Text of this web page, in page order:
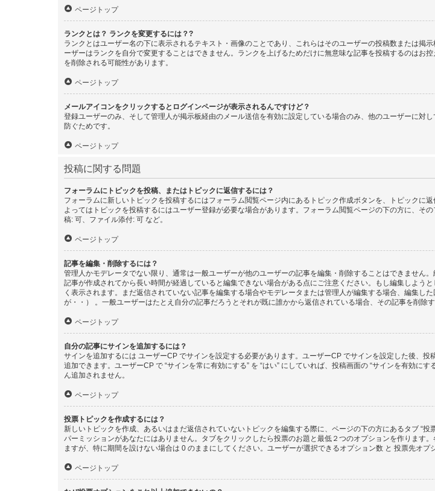
ページトップ
ランクとは？ ランクを変更するには？?
ランクとはユーザー名の下に表示されるテキスト・画像のことであり、これらはそのユーザーの投稿数または掲
ーザーはランクを自分で変更することはできません。ランクを上げるためだけに無意味な記事を投稿するのはお
を削除される可能性があります。
ページトップ
メールアイコンをクリックするとログインページが表示されるんですけど？
登録ユーザーのみ、そして管理人が掲示板経由のメール送信を有効に設定している場合のみ、他のユーザーに対
防ぐためです。
ページトップ
投稿に関する問題
フォーラムにトピックを投稿、またはトピックに返信するには？
フォーラムに新しいトピックを投稿するにはフォーラム閲覧ページ内にあるトピック作成ボタンを、トピックに
よってはトピックを投稿するにはユーザー登録が必要な場合があります。フォーラム閲覧ページの下の方に、
稿: 可、ファイル添付: 可 など。
ページトップ
記事を編集・削除するには？
管理人かモデレータでない限り、通常は一般ユーザーが他のユーザーの記事を編集・削除することはできません
記事が作成されてから長い時間が経過していると編集できない場合がある点にご注意ください。もし編集しよう
く表示されます。まだ返信されていない記事を編集する場合やモデレータまたは管理人が編集する場合、編集
が・・） 。一般ユーザーはたとえ自分の記事だろうとそれが既に誰かから返信されている場合、その記事を削除
ページトップ
自分の記事にサインを追加するには？
サインを追加するには ユーザーCP でサインを設定する必要があります。ユーザーCP でサインを設定した後、投
追加できます。ユーザーCP で “サインを常に有効にする” を “はい” にしていれば、投稿画面の “サインを有効に
ん追加されません。
ページトップ
投票トピックを作成するには？
新しいトピックを作成、あるいはまだ返信されていないトピックを編集する際に、ページの下の方にあるタブ “
パーミッションがあなたにはありません。タブをクリックしたら投票のお題と最低２つのオプションを作ります
ますが、特に期間を設けない場合は 0 のままにしてください。ユーザーが選択できるオプション数 と 投票先オプ
ページトップ